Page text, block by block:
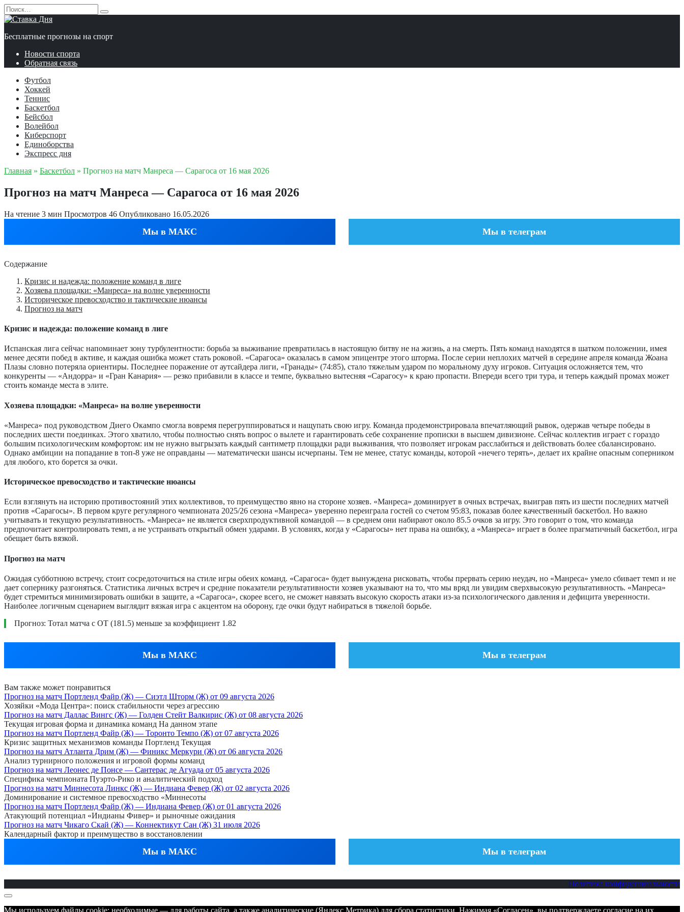
Перейти
к
содержанию
Search
for:
Бесплатные прогнозы на спорт
Новости спорта
Обратная связь
Футбол
Хоккей
Теннис
Баскетбол
Бейсбол
Волейбол
Киберспорт
Единоборства
Экспресс дня
Главная » Баскетбол » Прогноз на матч Манреса — Сарагоса от 16 мая 2026
Прогноз на матч Манреса — Сарагоса от 16 мая 2026
На чтение 3 мин Просмотров 46 Опубликовано 16.05.2026
Мы в МАКС Мы в телеграм
Содержание
Кризис и надежда: положение команд в лиге
Хозяева площадки: «Манреса» на волне уверенности
Историческое превосходство и тактические нюансы
Прогноз на матч
Кризис и надежда: положение команд в лиге
Испанская лига сейчас напоминает зону турбулентности: борьба за выживание превратилась в настоящую битву не на жизнь, а на смерть. Пять команд находятся в шатком положении, имея
менее десяти побед в активе, и каждая ошибка может стать роковой. «Сарагоса» оказалась в самом эпицентре этого шторма. После серии неплохих матчей в середине апреля команда Жоана
Плазы словно потеряла ориентиры. Последнее поражение от аутсайдера лиги, «Гранады» (74:85), стало тяжелым ударом по моральному духу игроков. Ситуация осложняется тем, что
конкуренты — «Андорра» и «Гран Канария» — резко прибавили в классе и темпе, буквально вытесняя «Сарагосу» к краю пропасти. Впереди всего три тура, и теперь каждый промах может
стоить команде места в элите.
Хозяева площадки: «Манреса» на волне уверенности
«Манреса» под руководством Диего Окампо смогла вовремя перегруппироваться и нащупать свою игру. Команда продемонстрировала впечатляющий рывок, одержав четыре победы в
последних шести поединках. Этого хватило, чтобы полностью снять вопрос о вылете и гарантировать себе сохранение прописки в высшем дивизионе. Сейчас коллектив играет с гораздо
большим психологическим комфортом: им не нужно выгрызать каждый сантиметр площадки ради выживания, что позволяет игрокам расслабиться и действовать более сбалансировано.
Однако амбиции на попадание в топ-8 уже не оправданы — математически шансы исчерпаны. Тем не менее, статус команды, которой «нечего терять», делает их крайне опасным соперником
для любого, кто борется за очки.
Историческое превосходство и тактические нюансы
Если взглянуть на историю противостояний этих коллективов, то преимущество явно на стороне хозяев. «Манреса» доминирует в очных встречах, выиграв пять из шести последних матчей
против «Сарагосы». В первом круге регулярного чемпионата 2025/26 сезона «Манреса» уверенно переиграла гостей со счетом 95:83, показав более качественный баскетбол. Но важно
учитывать и текущую результативность. «Манреса» не является сверхпродуктивной командой — в среднем они набирают около 85.5 очков за игру. Это говорит о том, что команда
предпочитает контролировать темп, а не устраивать открытый обмен ударами. В условиях, когда у «Сарагосы» нет права на ошибку, а «Манреса» играет в более прагматичный баскетбол, игра
обещает быть вязкой.
Прогноз на матч
Ожидая субботнюю встречу, стоит сосредоточиться на стиле игры обеих команд. «Сарагоса» будет вынуждена рисковать, чтобы прервать серию неудач, но «Манреса» умело сбивает темп и не
дает сопернику разгоняться. Статистика личных встреч и средние показатели результативности хозяев указывают на то, что мы вряд ли увидим сверхвысокую результативность. «Манреса»
будет стремиться минимизировать ошибки в защите, а «Сарагоса», скорее всего, не сможет навязать высокую скорость атаки из-за психологического давления и дефицита уверенности.
Наиболее логичным сценарием выглядит вязкая игра с акцентом на оборону, где очки будут набираться в тяжелой борьбе.
Прогноз: Тотал матча с ОТ (181.5) меньше за коэффициент 1.82
Мы в МАКС Мы в телеграм
Вам также может понравиться
Прогноз на матч Портленд Файр (Ж) — Сиэтл Шторм (Ж) от 09 августа 2026
Хозяйки «Мода Центра»: поиск стабильности через агрессию
Прогноз на матч Даллас Вингс (Ж) — Голден Стейт Валкирис (Ж) от 08 августа 2026
Текущая игровая форма и динамика команд На данном этапе
Прогноз на матч Портленд Файр (Ж) — Торонто Темпо (Ж) от 07 августа 2026
Кризис защитных механизмов команды Портленд Текущая
Прогноз на матч Атланта Дрим (Ж) — Финикс Меркури (Ж) от 06 августа 2026
Анализ турнирного положения и игровой формы команд
Прогноз на матч Леонес де Понсе — Сантерас де Агуада от 05 августа 2026
Специфика чемпионата Пуэрто-Рико и аналитический подход
Прогноз на матч Миннесота Линкс (Ж) — Индиана Февер (Ж) от 02 августа 2026
Доминирование и системное превосходство «Миннесоты
Прогноз на матч Портленд Файр (Ж) — Индиана Февер (Ж) от 01 августа 2026
Атакующий потенциал «Индианы Фивер» и рыночные ожидания
Прогноз на матч Чикаго Скай (Ж) — Коннектикут Сан (Ж) 31 июля 2026
Календарный фактор и преимущество в восстановлении
Мы в МАКС Мы в телеграм
Политика конфиденциальности
Мы используем файлы cookie: необходимые — для работы сайта, а также аналитические (Яндекс.Метрика) для сбора статистики. Нажимая «Согласен», вы подтверждаете согласие на их